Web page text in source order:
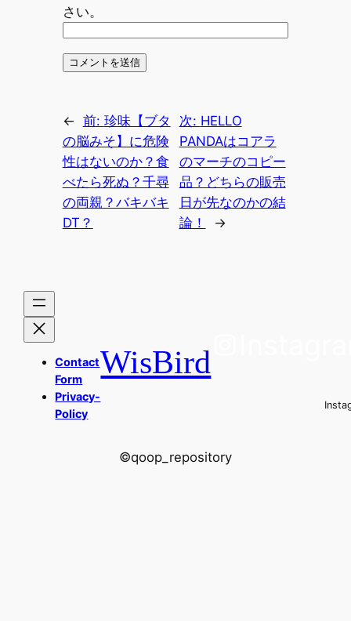
さい。
← 前: 珍味【ブタ
の脳みそ】に危険
性はないのか？食
べたら死ぬ？千尋
の両親？バキバキ
DT？
次: HELLO
PANDAはコアラ
のマーチのコピー
品？どちらの販売
日が先なのかの結
論！
→
Contact
Form
Privacy-
Policy
WisBird
©qoop_repository